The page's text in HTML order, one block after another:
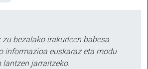
bezalako irakurleen babesa
informazioa euskaraz eta modu
lantzen jarraitzeko.